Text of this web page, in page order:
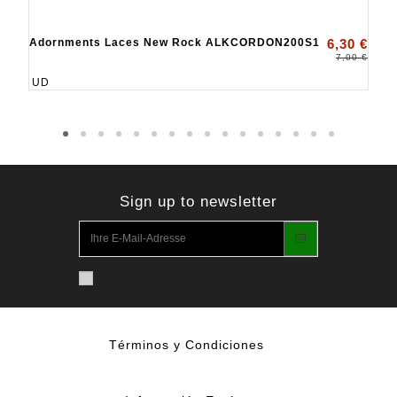
Adornments Laces New Rock ALKCORDON200S1 6,30 €
7,00 €
UD
Sign up to newsletter
Términos y Condiciones